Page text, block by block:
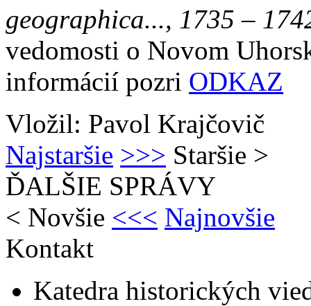
geographica..., 1735–
vedomosti o Novom
informácií pozri ODKAZ
Vložil: Pavol Krajčovič
Najstaršie >>> Staršie >
ĎALŠIE SPRÁVY
< Novšie <<< Najnovšie
Kontakt
Katedra historických